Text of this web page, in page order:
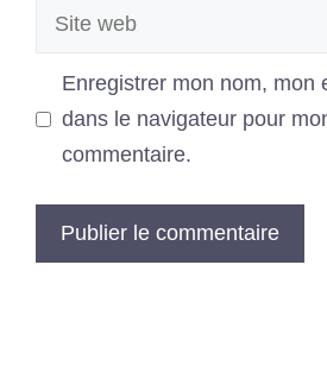
Site
Enregistrer mon nom, mon
dans le navigateur pour
commentaire.